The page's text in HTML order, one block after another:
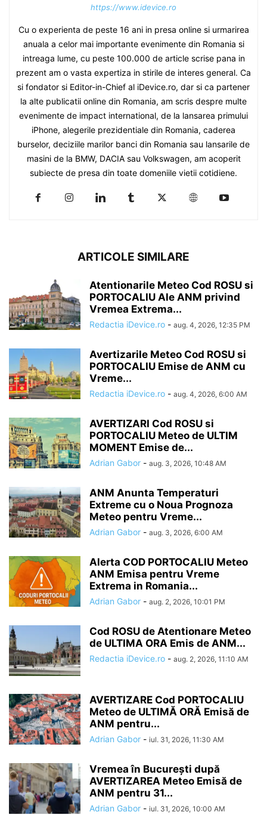
https://www.idevice.ro
Cu o experienta de peste 16 ani in presa online si urmarirea
anuala a celor mai importante evenimente din Romania si
intreaga lume, cu peste 100.000 de article scrise pana in
prezent am o vasta expertiza in stirile de interes general. Ca
si fondator si Editor-in-Chief al iDevice.ro, dar si ca partener
la alte publicatii online din Romania, am scris despre multe
evenimente de impact international, de la lansarea primului
iPhone, alegerile prezidentiale din Romania, caderea
burselor, deciziile marilor banci din Romania sau lansarile de
masini de la BMW, DACIA sau Volkswagen, am acoperit
subiecte de presa din toate domeniile vietii cotidiene.
ARTICOLE SIMILARE
Atentionarile Meteo Cod ROSU si
PORTOCALIU Ale ANM privind
Vremea Extrema...
Redactia iDevice.ro - aug. 4, 2026, 12:35 PM
Avertizarile Meteo Cod ROSU si
PORTOCALIU Emise de ANM cu
Vreme...
Redactia iDevice.ro - aug. 4, 2026, 6:00 AM
AVERTIZARI Cod ROSU si
PORTOCALIU Meteo de ULTIM
MOMENT Emise de...
Adrian Gabor - aug. 3, 2026, 10:48 AM
ANM Anunta Temperaturi
Extreme cu o Noua Prognoza
Meteo pentru Vreme...
Adrian Gabor - aug. 3, 2026, 6:00 AM
Alerta COD PORTOCALIU Meteo
ANM Emisa pentru Vreme
Extrema in Romania...
Adrian Gabor - aug. 2, 2026, 10:01 PM
Cod ROSU de Atentionare Meteo
de ULTIMA ORA Emis de ANM...
Redactia iDevice.ro - aug. 2, 2026, 11:10 AM
AVERTIZARE Cod PORTOCALIU
Meteo de ULTIMĂ ORĂ Emisă de
ANM pentru...
Adrian Gabor - iul. 31, 2026, 11:30 AM
Vremea în București după
AVERTIZAREA Meteo Emisă de
ANM pentru 31...
Adrian Gabor - iul. 31, 2026, 10:00 AM